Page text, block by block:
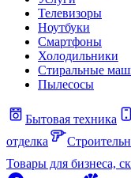
Телевизоры
Ноутбуки
Смартфоны
Холодильники
Стиральные
Пылесосы
Бытовая техника
отделка
Товары для бизнеса,